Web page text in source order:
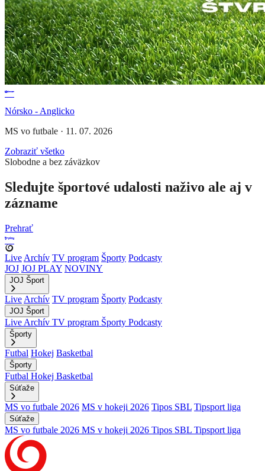
Nórsko - Anglicko
MS vo futbale · 11. 07. 2026
Zobraziť všetko
Slobodne a bez záväzkov
Sledujte športové udalosti naživo ale aj v
zázname
Prehrať
Live Archív TV program Športy Podcasty
JOJ JOJ PLAY NOVINY
JOJ Šport
Live Archív TV program Športy Podcasty
JOJ Šport
Live Archív TV program Športy Podcasty
Športy
Futbal Hokej Basketbal
Športy
Futbal Hokej Basketbal
Súťaže
MS vo futbale 2026 MS v hokeji 2026 Tipos SBL Tipsport liga
Súťaže
MS vo futbale 2026 MS v hokeji 2026 Tipos SBL Tipsport liga